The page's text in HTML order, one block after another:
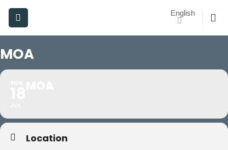
Skip
content
English
MOA
Location